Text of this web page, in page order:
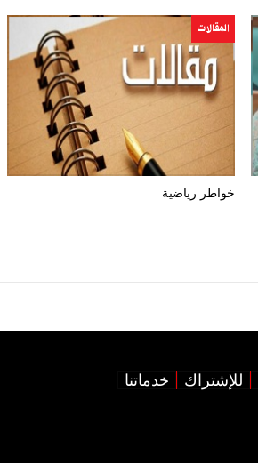
المقالات
خواطر رياضية
للإشتراك
خدماتنا